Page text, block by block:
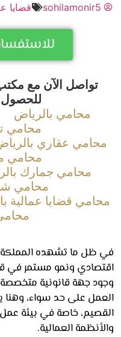
sohilamonir5 قضايا عمالية
للاستفسار:
تواصل الآن مع مكتب
للحصول
محامي بالرياض
محامي
عقاري بالرياض
محامي
محامي جمارك
محامي
قضايا عمالية
محامي
ما تشهده المملكة
ونمو مستمر في قطاع
جهة قانونية متخصصة
على حد سواء، وهنا يبرز
خاصة في بيئة عمل
العمالية.